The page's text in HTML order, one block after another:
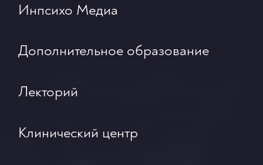
Инпсихо Медиа
Дополнительное образование
Лекторий
Клинический центр